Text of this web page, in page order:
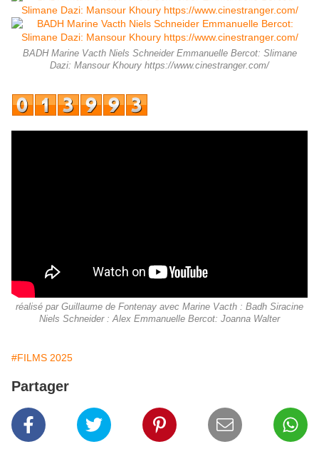
BADH Marine Vacth Niels Schneider Emmanuelle Bercot: Slimane
Dazi: Mansour Khoury https://www.cinestranger.com/
réalisé par Guillaume de Fontenay avec Marine Vacth : Badh Siracine
Niels Schneider : Alex Emmanuelle Bercot: Joanna Walter
#FILMS 2025
Partager